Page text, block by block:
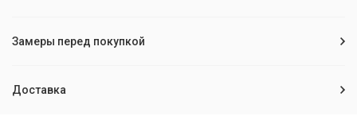
Замеры перед покупкой
Доставка